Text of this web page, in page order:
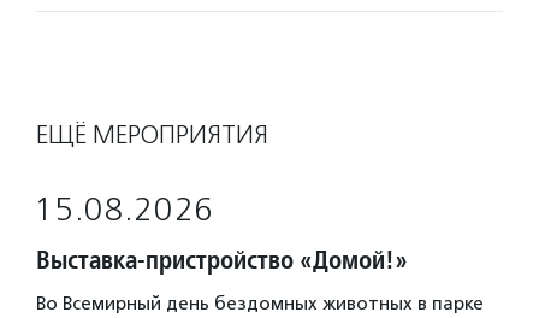
ЕЩЁ МЕРОПРИЯТИЯ
15.08.2026
Выставка-пристройство «Домой!»
Во Всемирный день бездомных животных в парке